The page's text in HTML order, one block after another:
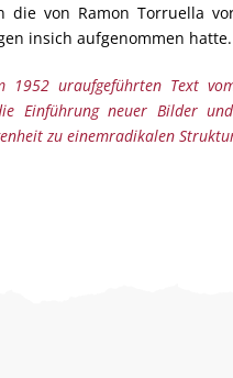
die von Ramon Torruella
insich aufgenommen hatte.
1952 uraufgeführten Text
Einführung neuer Bilder
zu einemradikalen